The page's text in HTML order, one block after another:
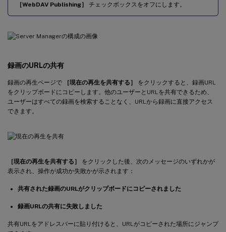
［WebDAV Publishing］
チェックボックスをオフにします。
録画のURLの共有
録画の再生ページで ［現在の再生を共有する］
をクリックすると、録画URL
をクリップボードにコピーします。他のユーザーとURLを共有できるため、
ユーザーはすべての録画を検索することなく、URLから録画に直接アクセス
できます。
［現在の再生を共有する］
をクリックした後、次のメッセージのいずれかが
表示され、操作が成功か失敗かが示されます：
共有された録画のURLがクリップボードにコピーされました
録画URLの共有に失敗しました
共有URLをアドレスバーに貼り付けると、URLがコピーされた場所にジャンプ